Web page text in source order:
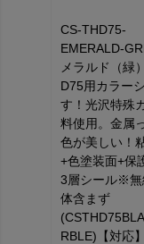
CS-THD75-
EMERALD-
メラルド（緑
D75用カラー
す！光沢特殊
料使用。金属
色が美しい！
+色塗装面+保
3層シール※無
体含まず
RBLE)【対応